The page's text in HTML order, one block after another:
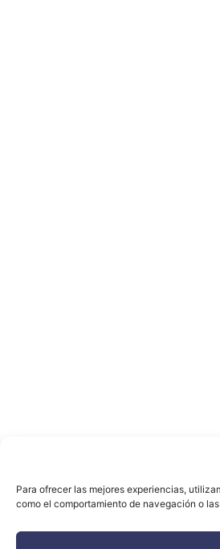
Para ofrecer las mejores experiencias,
como el comportamiento de navegación o